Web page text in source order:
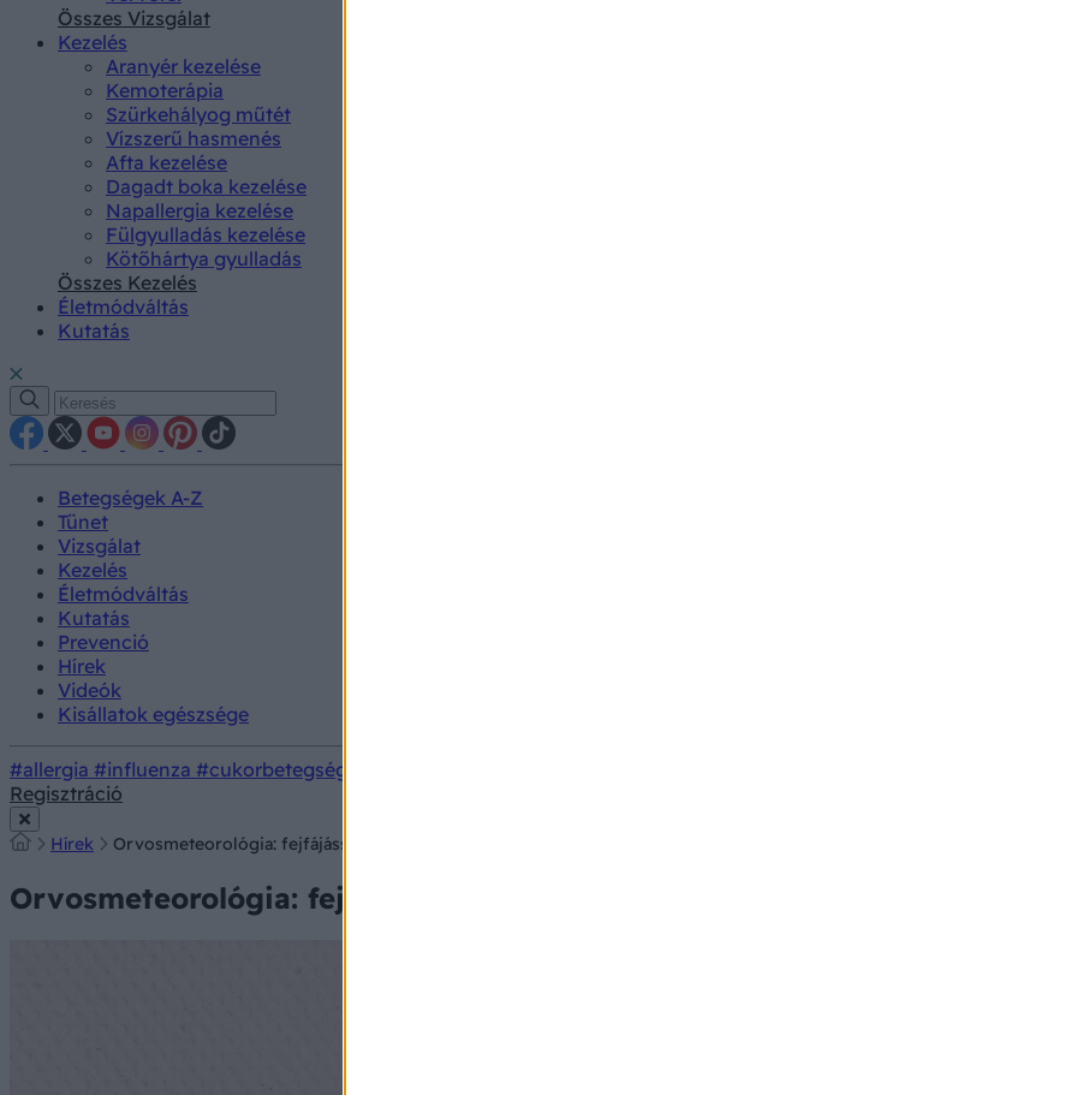
Összes Vizsgálat
Kezelés
Aranyér kezelése
Kemoterápia
Szürkehályog műtét
Vízszerű hasmenés
Afta kezelése
Dagadt boka kezelése
Napallergia kezelése
Fülgyulladás kezelése
Kötőhártya gyulladás
Összes Kezelés
Életmódváltás
Kutatás
Betegségek A-Z
Tünet
Vizsgálat
Kezelés
Életmódváltás
Kutatás
Prevenció
Hírek
Videók
Kisállatok egészsége
#allergia #influenza #cukorbetegség
Regisztráció
Hírek Orvosmeteorológia: fejfájással, migrénnel tér vissza a nyári kánikula
Orvosmeteorológia: fejfájással, migrénnel tér vissza a nyári kánikula